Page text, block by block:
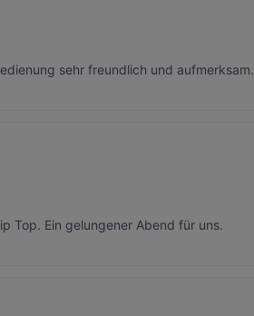
sehr freundlich und aufmerksam.
Top. Ein gelungener Abend für uns.